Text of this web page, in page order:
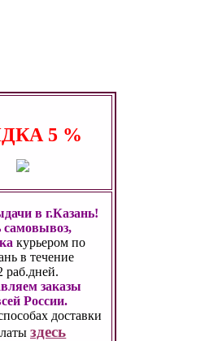
5 %
в г.Казань!
самовывоз,
курьером по
в течение
раб.дней.
заказы
России.
доставки
здесь